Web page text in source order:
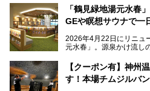
当初の計画から約5年の
サウナ・岩盤浴・フィッ
を融合した、これまでの“
今回はオープン前の内覧
サウナー注目の3種のサ
高い岩盤浴エリア、日本
スマシンなど、見どころ
「鶴見緑地湯元水春
GEや瞑想サウナで一
2026年4月22日にリニュ
元水春」。源泉かけ流し
に“一日中くつろげる場
今回のリニューアルでは
【クーポン有】神州
す！本場チムジルバ